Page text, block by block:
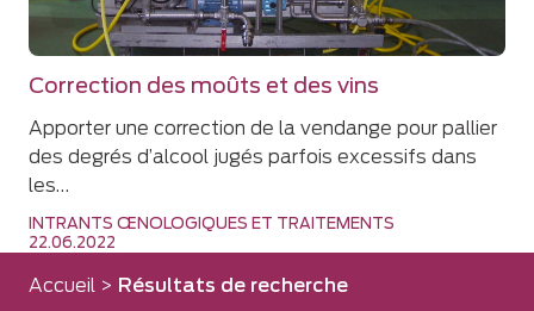
Correction des moûts et des vins
INTRANTS ŒNOLOGIQUES ET TRAITEMENTS
22.06.2022
Apporter une correction de la vendange pour pallier
des degrés d’alcool jugés parfois excessifs dans
les…
Accueil > Résultats de recherche